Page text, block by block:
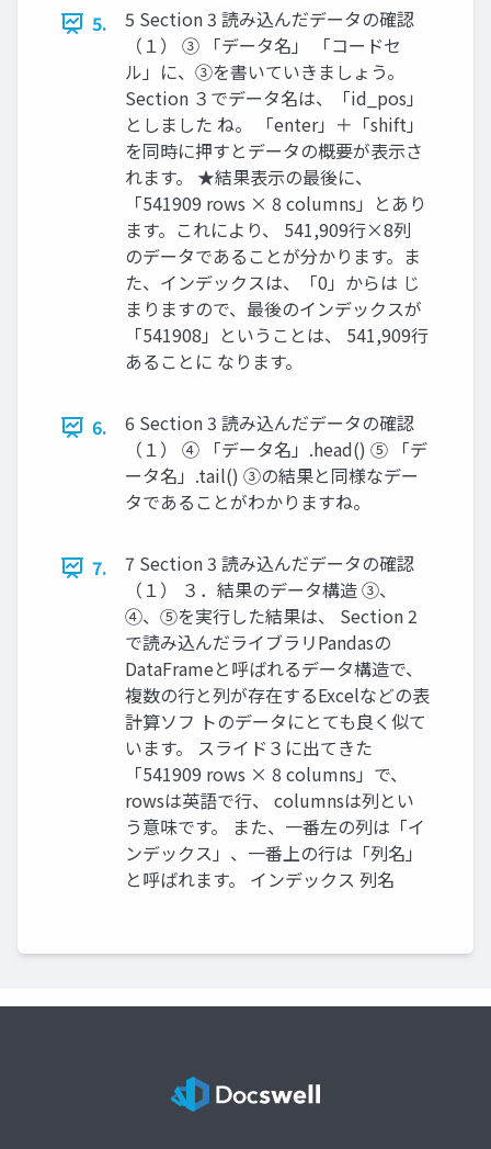
5.
5 Section 3 読み込んだデータの確認
（１） ③ 「データ名」 「コードセ
ル」に、③を書いていきましょう。
Section ３でデータ名は、「id_pos」
としました ね。 「enter」＋「shift」
を同時に押すとデータの概要が表示さ
れます。 ★結果表示の最後に、
「541909 rows × 8 columns」とあり
ます。これにより、 541,909行×8列
のデータであることが分かります。ま
た、インデックスは、「0」からは じ
まりますので、最後のインデックスが
「541908」ということは、 541,909行
あることに なります。
6.
6 Section 3 読み込んだデータの確認
（１） ④ 「データ名」.head() ⑤ 「デ
ータ名」.tail() ③の結果と同様なデー
タであることがわかりますね。
7.
7 Section 3 読み込んだデータの確認
（１） ３．結果のデータ構造 ③、
④、⑤を実行した結果は、 Section 2
で読み込んだライブラリPandasの
DataFrameと呼ばれるデータ構造で、
複数の行と列が存在するExcelなどの表
計算ソフ トのデータにとても良く似て
います。 スライド３に出てきた
「541909 rows × 8 columns」で、
rowsは英語で行、 columnsは列とい
う意味です。 また、一番左の列は「イ
ンデックス」、一番上の行は「列名」
と呼ばれます。 インデックス 列名